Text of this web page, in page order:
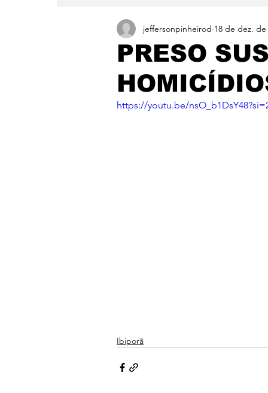
Região Sertanópolis
PRESO
jeffersonpinheirod 18 de dez. de
https://youtu.be/
Ibiporã